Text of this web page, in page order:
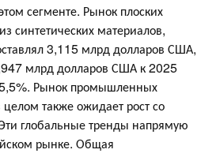
сегменте. Рынок плоских
синтетических материалов,
3,115 млрд долларов США,
млрд долларов США к 2025
Рынок промышленных
также ожидает рост со
глобальные тренды напрямую
рынке. Общая